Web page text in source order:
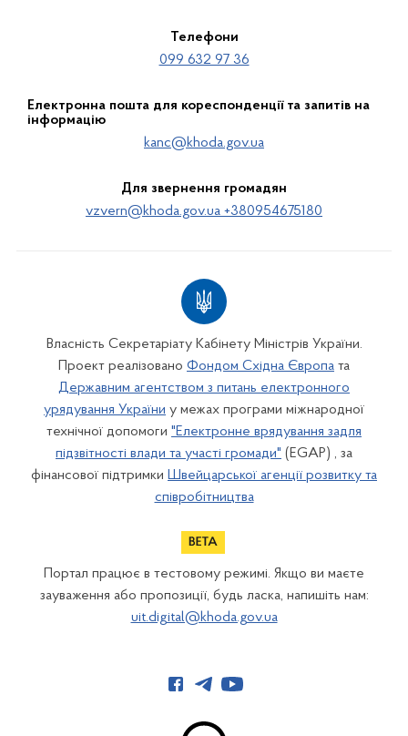
Телефони
099 632 97 36
Електронна пошта для кореспонденції та запитів на
інформацію
kanc@khoda.gov.ua
Для звернення громадян
vzvern@khoda.gov.ua +380954675180
Власність Секретаріату Кабінету Міністрів України.
Проект реалізовано Фондом Східна Європа та
Державним агентством з питань електронного
урядування України у межах програми міжнародної
технічної допомоги "Електронне врядування задля
підзвітності влади та участі громади" (EGAP) , за
фінансової підтримки Швейцарської агенції розвитку та
співробітництва
Портал працює в тестовому режимі. Якщо ви маєте
зауваження або пропозиції, будь ласка, напишіть нам:
uit.digital@khoda.gov.ua